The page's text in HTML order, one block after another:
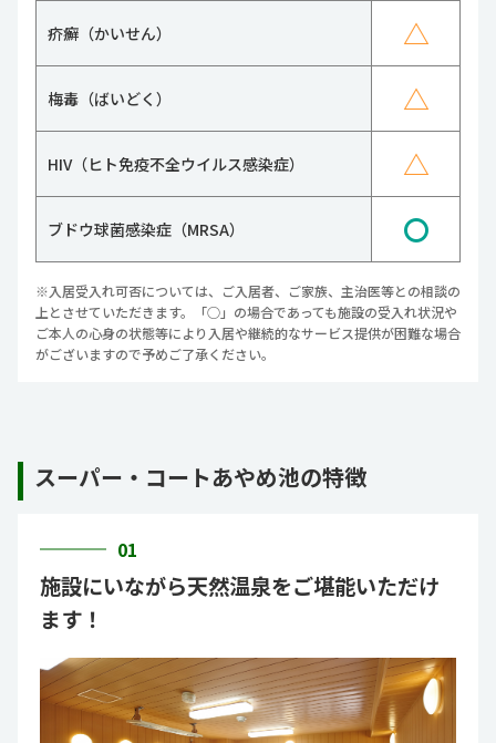
疥癬（かいせん） △
梅毒（ばいどく） △
HIV（ヒト免疫不全ウイルス感染症） △
ブドウ球菌感染症（MRSA） 〇
※入居受入れ可否については、ご入居者、ご家族、主治医等との相談の
上とさせていただきます。「○」の場合であっても施設の受入れ状況や
ご本人の心身の状態等により入居や継続的なサービス提供が困難な場合
がございますので予めご了承ください。
スーパー・コートあやめ池の特徴
01
施設にいながら天然温泉をご堪能いただけ
ます！